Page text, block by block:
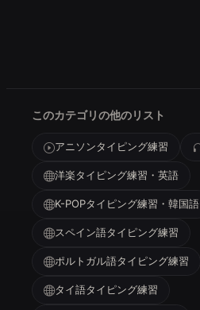
このカテゴリの他のリスト
アニソンタイピング練習
洋楽タイピング練習・英語
K-POPタイピング練習・韓国語
スペイン語タイピング練習
ポルトガル語タイピング練習
タイ語タイピング練習